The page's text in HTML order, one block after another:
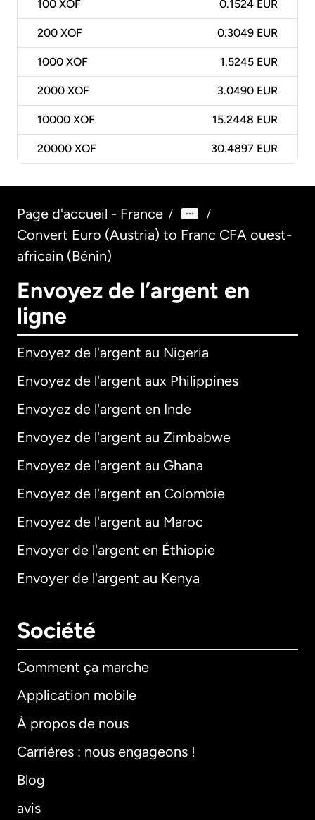
100 XOF 0.1524 EUR
200 XOF 0.3049 EUR
1000 XOF 1.5245 EUR
2000 XOF 3.0490 EUR
10000 XOF 15.2448 EUR
20000 XOF 30.4897 EUR
Page d'accueil - France / /
Convert Euro (Austria) to Franc CFA ouest-
africain (Bénin)
Envoyez de l’argent en
ligne
Envoyez de l'argent au Nigeria
Envoyez de l'argent aux Philippines
Envoyez de l'argent en Inde
Envoyez de l'argent au Zimbabwe
Envoyez de l'argent au Ghana
Envoyez de l'argent en Colombie
Envoyez de l'argent au Maroc
Envoyer de l'argent en Éthiopie
Envoyer de l'argent au Kenya
Société
Comment ça marche
Application mobile
À propos de nous
Carrières : nous engageons !
Blog
avis